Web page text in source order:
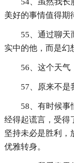
美好的事情值得期
55、通过聊天
实中的他，而是幻
56、这个天气
57、原来不是
58、有时候事
经得起谎言，受得
坚持未必是胜利，
优雅转身。